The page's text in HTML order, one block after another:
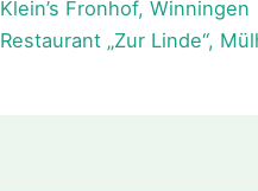
Klein’s Fronhof, Winningen
Restaurant „Zur Linde“,